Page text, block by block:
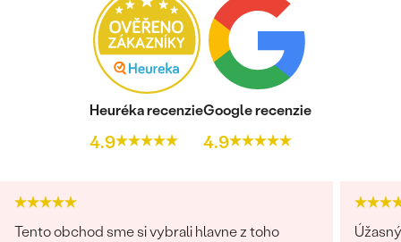
Bestsellery
OBJAVIŤ
Heuréka recenzie
4.9
Google recenzie
4.9
Tento obchod sme si vybrali hlavne z toho